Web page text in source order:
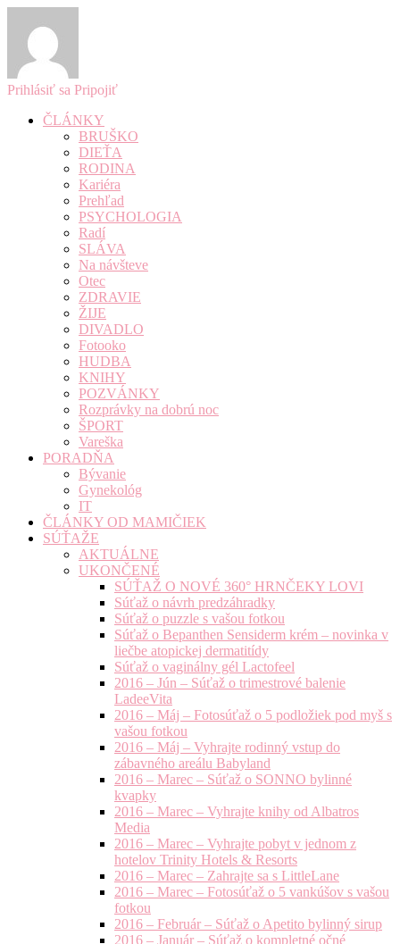
Prihlásiť sa Pripojiť
ČLÁNKY
BRUŠKO
DIEŤA
RODINA
Kariéra
Prehľad
PSYCHOLOGIA
Radí
SLÁVA
Na návšteve
Otec
ZDRAVIE
ŽIJE
DIVADLO
Fotooko
HUDBA
KNIHY
POZVÁNKY
Rozprávky na dobrú noc
ŠPORT
Vareška
PORADŇA
Bývanie
Gynekológ
IT
ČLÁNKY OD MAMIČIEK
SÚŤAŽE
AKTUÁLNE
UKONČENÉ
SÚŤAŽ O NOVÉ 360° HRNČEKY LOVI
Súťaž o návrh predzáhradky
Súťaž o puzzle s vašou fotkou
Súťaž o Bepanthen Sensiderm krém – novinka v
liečbe atopickej dermatitídy
Súťaž o vaginálny gél Lactofeel
2016 – Jún – Súťaž o trimestrové balenie
LadeeVita
2016 – Máj – Fotosúťaž o 5 podložiek pod myš s
vašou fotkou
2016 – Máj – Vyhrajte rodinný vstup do
zábavného areálu Babyland
2016 – Marec – Súťaž o SONNO bylinné
kvapky
2016 – Marec – Vyhrajte knihy od Albatros
Media
2016 – Marec – Vyhrajte pobyt v jednom z
hotelov Trinity Hotels & Resorts
2016 – Marec – Zahrajte sa s LittleLane
2016 – Marec – Fotosúťaž o 5 vankúšov s vašou
fotkou
2016 – Február – Súťaž o Apetito bylinný sirup
2016 – Január – Súťaž o kompletné očné